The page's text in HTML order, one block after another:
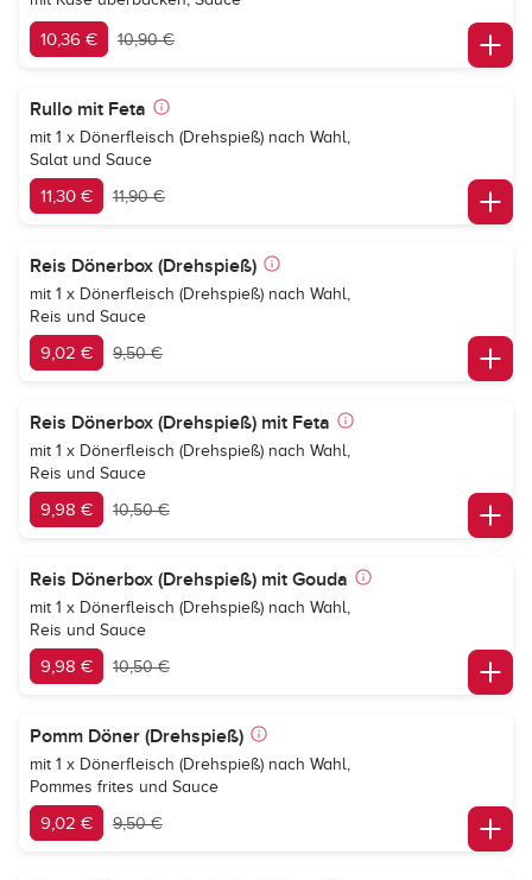
10,36 € 10,90 €
Rullo mit Feta
mit 1 x Dönerfleisch (Drehspieß) nach Wahl,
Salat und Sauce
11,30 € 11,90 €
Reis Dönerbox (Drehspieß)
mit 1 x Dönerfleisch (Drehspieß) nach Wahl,
Reis und Sauce
9,02 € 9,50 €
Reis Dönerbox (Drehspieß) mit Feta
mit 1 x Dönerfleisch (Drehspieß) nach Wahl,
Reis und Sauce
9,98 € 10,50 €
Reis Dönerbox (Drehspieß) mit Gouda
mit 1 x Dönerfleisch (Drehspieß) nach Wahl,
Reis und Sauce
9,98 € 10,50 €
Pomm Döner (Drehspieß)
mit 1 x Dönerfleisch (Drehspieß) nach Wahl,
Pommes frites und Sauce
9,02 € 9,50 €